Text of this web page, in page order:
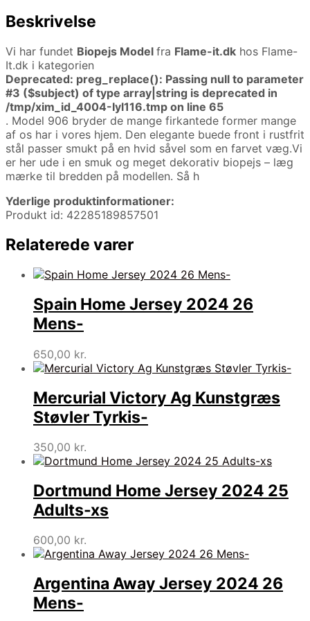
Beskrivelse
Vi har fundet Biopejs Model fra Flame-it.dk hos Flame-
It.dk i kategorien
Deprecated: preg_replace(): Passing null to parameter
#3 ($subject) of type array|string is deprecated in
/tmp/xim_id_4004-Iyl116.tmp on line 65
. Model 906 bryder de mange firkantede former mange
af os har i vores hjem. Den elegante buede front i rustfrit
stål passer smukt på en hvid såvel som en farvet væg.Vi
er her ude i en smuk og meget dekorativ biopejs – læg
mærke til bredden på modellen. Så h
Yderlige produktinformationer:
Produkt id: 42285189857501
Relaterede varer
Spain Home Jersey 2024 26
Mens-
650,00 kr.
Mercurial Victory Ag Kunstgræs
Støvler Tyrkis-
350,00 kr.
Dortmund Home Jersey 2024 25
Adults-xs
600,00 kr.
Argentina Away Jersey 2024 26
Mens-